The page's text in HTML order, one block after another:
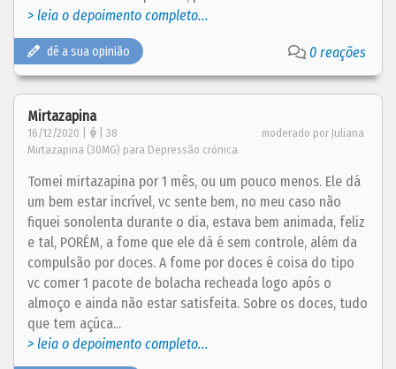
> leia o depoimento completo...
dê a sua opinião 0 reações
Mirtazapina
16/12/2020 | | 38
moderado por Juliana
Mirtazapina (30MG) para Depressão crónica
Tomei mirtazapina por 1 mês, ou um pouco menos. Ele dá
um bem estar incrível, vc sente bem, no meu caso não
fiquei sonolenta durante o dia, estava bem animada, feliz
e tal, PORÉM, a fome que ele dá é sem controle, além da
compulsão por doces. A fome por doces é coisa do tipo
vc comer 1 pacote de bolacha recheada logo após o
almoço e ainda não estar satisfeita. Sobre os doces, tudo
que tem açúca...
> leia o depoimento completo...